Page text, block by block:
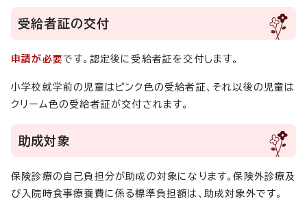
受給者証の交付
申請が必要です。認定後に受給者証を交付します。
小学校就学前の児童はピンク色の受給者証、それ以後の児童は
クリーム色の受給者証が交付されます。
助成対象
保険診療の自己負担分が助成の対象になります。保険外診療及
び入院時食事療養費に係る標準負担額は、助成対象外です。